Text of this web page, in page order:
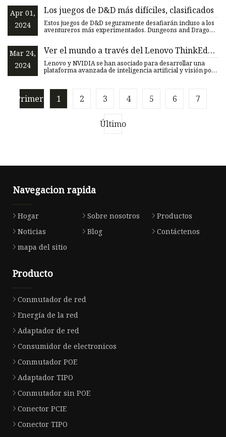
Apr 01,
2024
Los juegos de D&D más difíciles, clasificados
Estos juegos de D&D seguramente desafiarán incluso a los
aventureros más experimentados. Dungeons and Dragons
Mar 24,
2024
Ver el mundo a través del Lenovo ThinkEdge
SE70
Lenovo y NVIDIA se han asociado para desarrollar una
plataforma avanzada de inteligencia artificial y visión por
Primero 1 2 3 4 5 6 7
Último
Navegacion rapida
Hogar Sobre nosotros
Productos
Noticias
Blog
Contáctenos
mapa del sitio
Producto
Conmutador de red
Energía de la red
Adaptador de red
Consumidor de electronicos
Conmutador POE
Adaptador TIPO
Conmutador sin POE
Conector PCIE
Conector TIPO